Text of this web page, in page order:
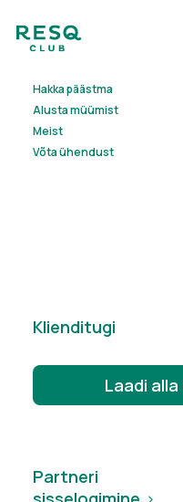
Hakka päästma
Alusta müümist
Meist
Võta ühendust
Klienditugi
Laadi alla
Partneri